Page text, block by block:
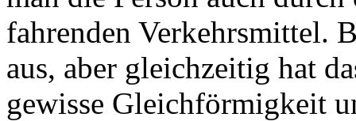
fahrenden Verkehrsmittel.
aus, aber gleichzeitig hat
gewisse Gleichförmigkeit